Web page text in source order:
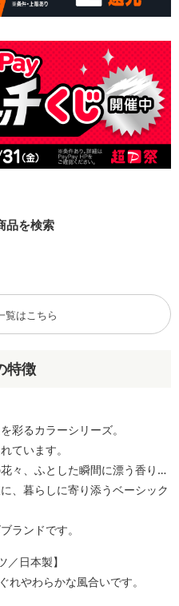
特徴
彩るカラーシリーズ。
ています。
々、ふとした瞬間に漂う香り…
、暮らしに寄り添うベーシック
ランドです。
／日本製】
やわらかな風合いです。
品を検索
覧はこちら